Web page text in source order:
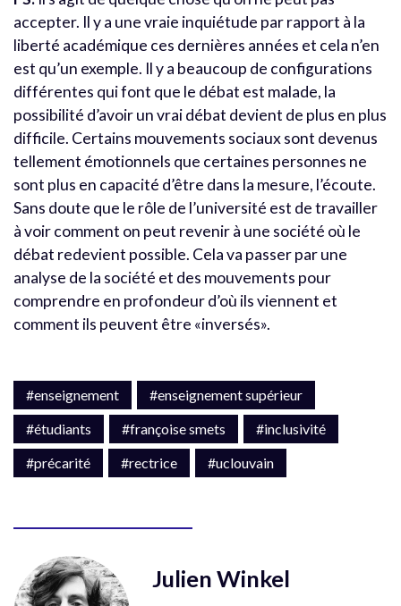
accepter. Il y a une vraie inquiétude par rapport à la
liberté académique ces dernières années et cela n’en
est qu’un exemple. Il y a beaucoup de configurations
différentes qui font que le débat est malade, la
possibilité d’avoir un vrai débat devient de plus en plus
difficile. Certains mouvements sociaux sont devenus
tellement émotionnels que certaines personnes ne
sont plus en capacité d’être dans la mesure, l’écoute.
Sans doute que le rôle de l’université est de travailler
à voir comment on peut revenir à une société où le
débat redevient possible. Cela va passer par une
analyse de la société et des mouvements pour
comprendre en profondeur d’où ils viennent et
comment ils peuvent être «inversés».
#enseignement
#enseignement supérieur
#étudiants
#françoise smets
#inclusivité
#précarité
#rectrice #uclouvain
Julien Winkel